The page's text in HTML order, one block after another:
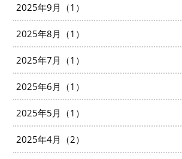
2025年9月（1）
2025年8月（1）
2025年7月（1）
2025年6月（1）
2025年5月（1）
2025年4月（2）